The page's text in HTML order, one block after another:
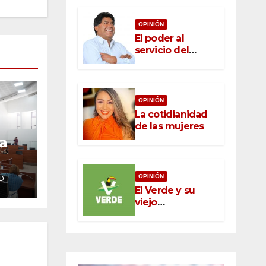
de
OPINIÓN
El poder al
servicio del
pueblo: la nueva
México
OPINIÓN
La cotidianidad
de las mujeres
OPINIÓN
El Verde y su
viejo
oportunismo